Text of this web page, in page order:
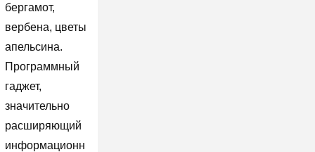
бергамот,
вербена, цветы
апельсина.
Программный
гаджет,
значительно
расширяющий
информационн